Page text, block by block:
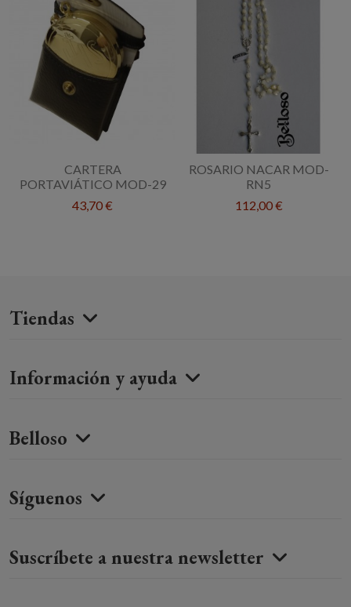
CARTERA
PORTAVIÁTICO MOD-29
43,70 €
ROSARIO NACAR MOD-
RN5
112,00 €
Tiendas
Información y ayuda
Belloso
Síguenos
Suscríbete a nuestra newsletter